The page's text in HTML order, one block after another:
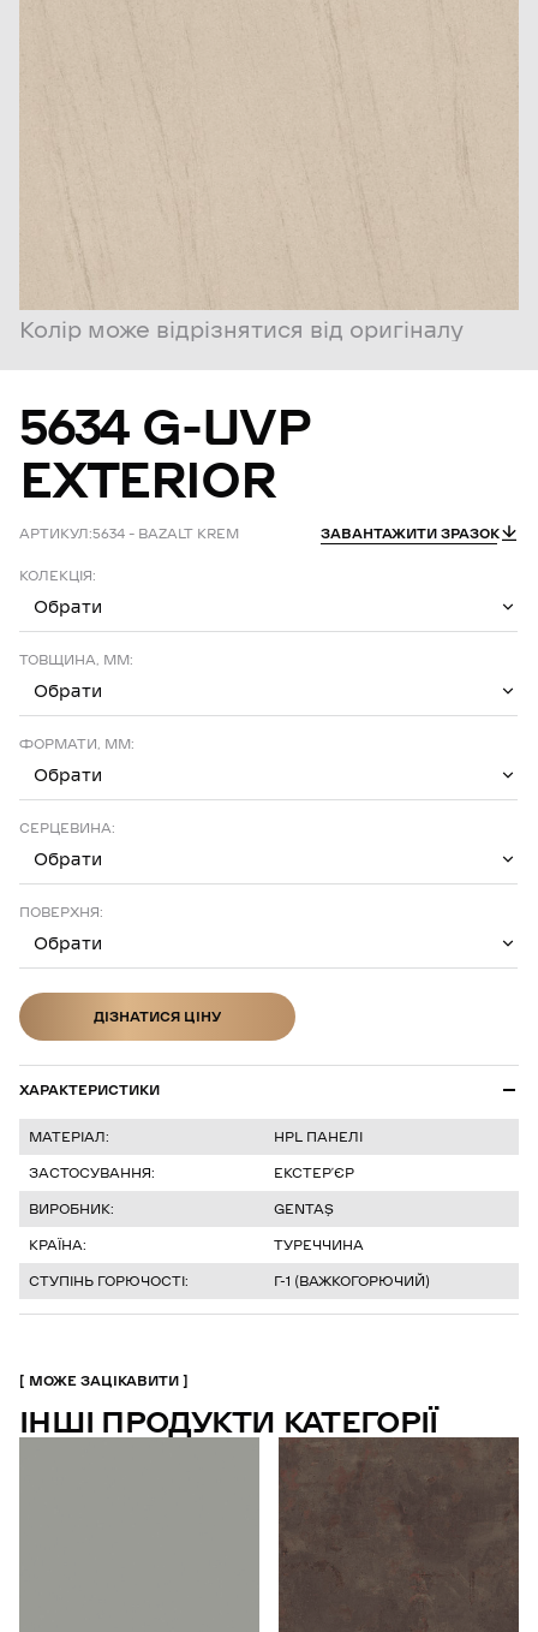
Колір може відрізнятися від оригіналу
5634 G-UVP
EXTERIOR
АРТИКУЛ:5634 – BAZALT KREM ЗАВАНТАЖИТИ ЗРАЗОК
КОЛЕКЦІЯ:
Обрати
ТОВЩИНА, ММ:
Обрати
ФОРМАТИ, ММ:
Обрати
СЕРЦЕВИНА:
Обрати
ПОВЕРХНЯ:
Обрати
ДІЗНАТИСЯ ЦІНУ
ХАРАКТЕРИСТИКИ
МАТЕРІАЛ:
HPL ПАНЕЛІ
ЗАСТОСУВАННЯ:
ЕКСТЕРʼЄР
ВИРОБНИК:
GENTAŞ
КРАЇНА:
ТУРЕЧЧИНА
СТУПІНЬ ГОРЮЧОСТІ:
Г-1 (ВАЖКОГОРЮЧИЙ)
МОЖЕ ЗАЦІКАВИТИ
ІНШІ ПРОДУКТИ КАТЕГОРІЇ